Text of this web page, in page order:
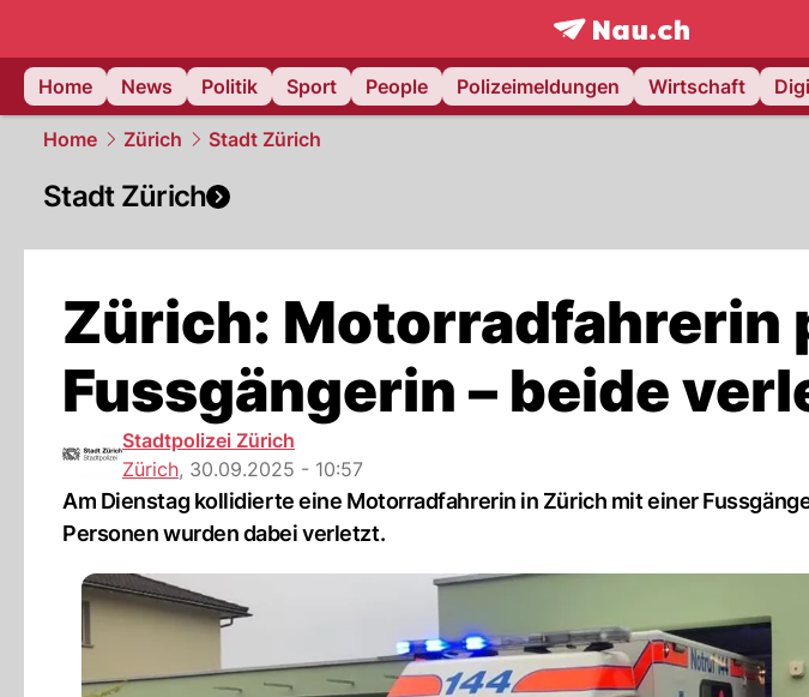
frontpage.NAU.ch
Home
News Politik Sport People Polizeimeldungen Wirtschaft
Home Zürich Stadt Zürich
Stadt Zürich
Zürich: Motorradfahrerin
Fussgängerin – beide
Stadtpolizei Zürich
Zürich, 30.09.2025 - 10:57
Am Dienstag kollidierte eine Motorradfahrerin in Zürich mit einer
Personen wurden dabei verletzt.